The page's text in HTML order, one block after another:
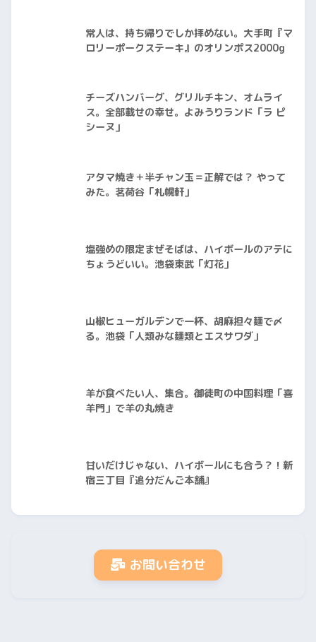
常人は、持ち帰りでしか拝めない。大手町『マ
ロリーポークステーキ』のオリンポス2000g
チーズハンバーグ、グリルチキン、オムライ
ス。全部載せの幸せ。よみうりランド「ラ ピ
シーヌ」
アタマ焼き＋半チャン玉＝正解では？ やって
みた。茗荷谷「札幌軒」
塩強めの限定まぜそばは、ハイボールのアテに
ちょうどいい。池袋東武「灯花」
山椒ヒューガルデンで一杯、胡麻担々麺で〆
る。池袋「人類みな麺類とエスサワダ」
羊が食べたい人、集合。御徒町の中国料理「喜
羊門」で羊の丸焼き
甘いだけじゃない、ハイボールにも合う？！新
宿三丁目『追分だんご本舗』
お問い合わせ